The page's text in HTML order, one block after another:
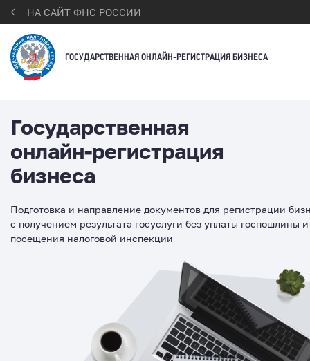
НА САЙТ ФНС РОССИИ
ГОСУДАРСТВЕННАЯ ОНЛАЙН-РЕГИСТРАЦИЯ БИЗНЕСА
Государственная
онлайн-регистрация
бизнеса
Подготовка и направление документов для регистрации
с получением результата госуслуги без уплаты госпошлины и
посещения налоговой инспекции